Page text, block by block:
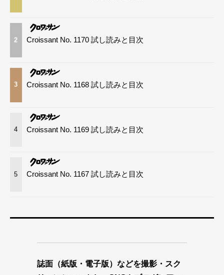
2 Croissant No. 1170 試し読みと目次
3 Croissant No. 1168 試し読みと目次
4 Croissant No. 1169 試し読みと目次
5 Croissant No. 1167 試し読みと目次
誌面（紙版・電子版）などを撮影・スク